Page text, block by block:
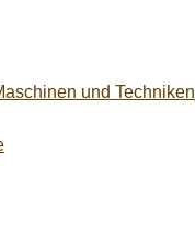
und Techniken